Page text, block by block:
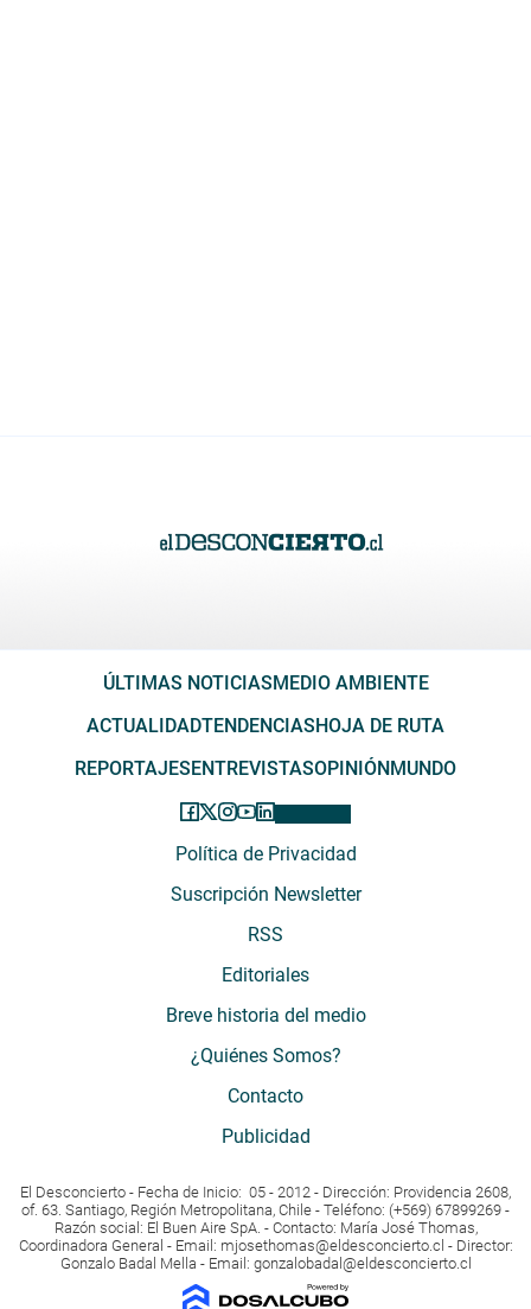
ÚLTIMAS NOTICIASMEDIO AMBIENTE
ACTUALIDADTENDENCIASHOJA DE RUTA
REPORTAJESENTREVISTASOPINIÓNMUNDO
Política de Privacidad
Suscripción Newsletter
RSS
Editoriales
Breve historia del medio
¿Quiénes Somos?
Contacto
Publicidad
El Desconcierto - Fecha de Inicio: 05 - 2012 - Dirección: Providencia 2608,
of. 63. Santiago, Región Metropolitana, Chile - Teléfono: (+569) 67899269 -
Razón social: El Buen Aire SpA. - Contacto: María José Thomas,
Coordinadora General - Email: mjosethomas@eldesconcierto.cl - Director:
Gonzalo Badal Mella - Email: gonzalobadal@eldesconcierto.cl